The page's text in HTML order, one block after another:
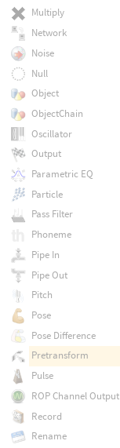
Multiply
Network
Noise
Null
Object
ObjectChain
Oscillator
Output
Parametric EQ
Particle
Pass Filter
Phoneme
Pipe In
Pipe Out
Pitch
Pose
Pose Difference
Pretransform
Pulse
ROP Channel Output
Record
Rename